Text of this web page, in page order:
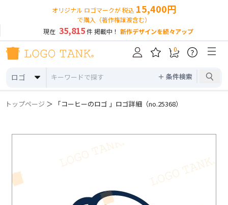
オリジナル ロゴマークが 税込 15,400円
で購入（著作権譲渡含む）
現在 35,815件 掲載中！ 新作デザインを続々アップ
ロゴ ＋ 条件検索
0 ?
トップページ ＞ 「コーヒーのロゴ 」ロゴ詳細（no.25368）